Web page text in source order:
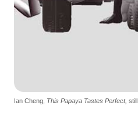
Ian Cheng, This Papaya Tastes Perfect, still